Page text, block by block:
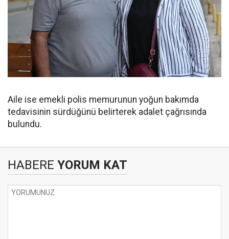
Aile ise emekli polis memurunun yoğun bakımda
tedavisinin sürdüğünü belirterek adalet çağrısında
bulundu.
HABERE YORUM KAT